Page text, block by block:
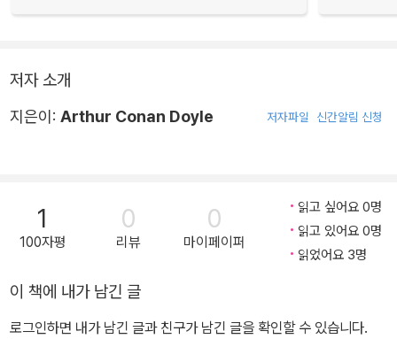
저자 소개
지은이: Arthur Conan Doyle 저자파일 신간알림 신청
1
100자평
0
리뷰
0
마이페이퍼
읽고 싶어요 0명
읽고 있어요 0명
읽었어요 3명
이 책에 내가 남긴 글
로그인하면 내가 남긴 글과 친구가 남긴 글을 확인할 수 있습니다.